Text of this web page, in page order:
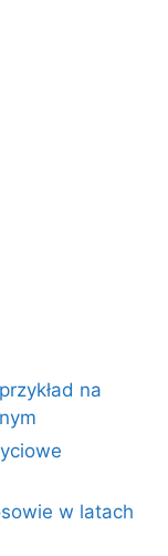
na
w latach